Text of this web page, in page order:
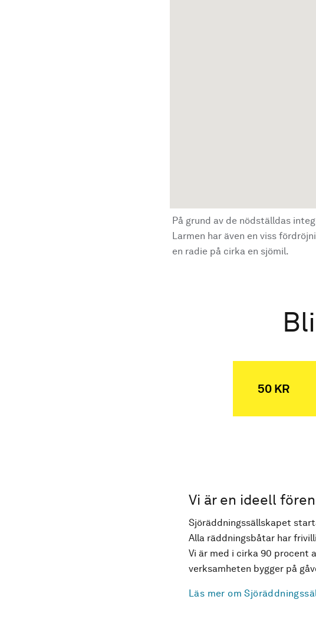
På grund av de nödställdas
Larmen har även en viss
en radie på cirka en sjömil.
50 KR
Vi är en ideell
Sjöräddningssällskapet
Alla räddningsbåtar har
Vi är med i cirka 90 procent
verksamheten bygger på
Läs mer om